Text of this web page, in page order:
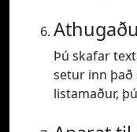
Þú skafar
setur inn það
listamaður,